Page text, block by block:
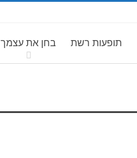
תופעות רשת בחן את עצמך